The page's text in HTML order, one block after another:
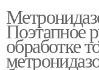
Поэтапное
обработке